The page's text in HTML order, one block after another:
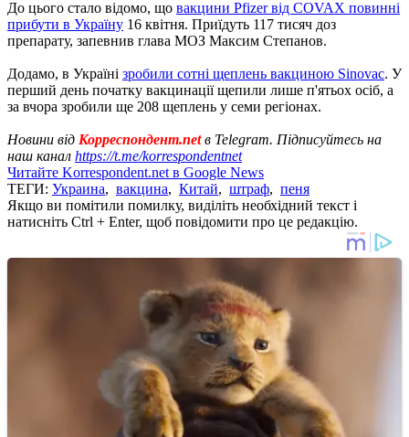
До цього стало відомо, що вакцини Pfizer від COVAX повинні
прибути в Україну 16 квітня. Приїдуть 117 тисяч доз
препарату, запевнив глава МОЗ Максим Степанов.
Додамо, в Україні зробили сотні щеплень вакциною Sinovac. У
перший день початку вакцинації щепили лише п'ятьох осіб, а
за вчора зробили ще 208 щеплень у семи регіонах.
Новини від Корреспондент.netв Telegram. Підписуйтесь на
наш канал https://t.me/korrespondentnet
Читайте Korrespondent.net в Google News
ТЕГИ: Украина, вакцина, Китай, штраф, пеня
Якщо ви помітили помилку, виділіть необхідний текст і
натисніть Ctrl + Enter, щоб повідомити про це редакцію.